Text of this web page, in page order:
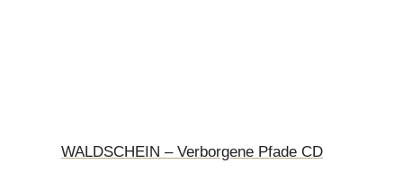
WALDSCHEIN – Verborgene Pfade CD